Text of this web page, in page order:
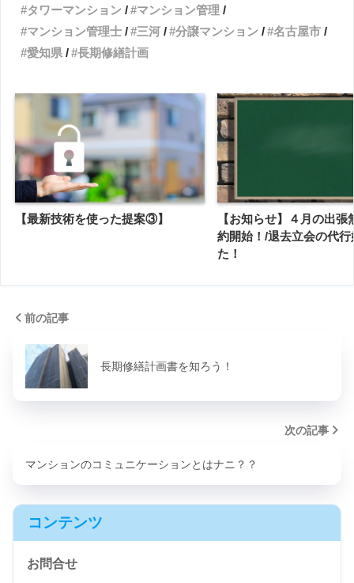
タワーマンション
マンション管理
マンション管理士
三河 分譲マンション
名古屋市
愛知県
長期修繕計画
【最新技術を使った提案③】
【お知らせ】４月の出張
約開始！/退去立会の代行
た！
前の記事
長期修繕計画書を知ろう！
次の記事
マンションのコミュニケーションとはナニ？？
コンテンツ
お問合せ